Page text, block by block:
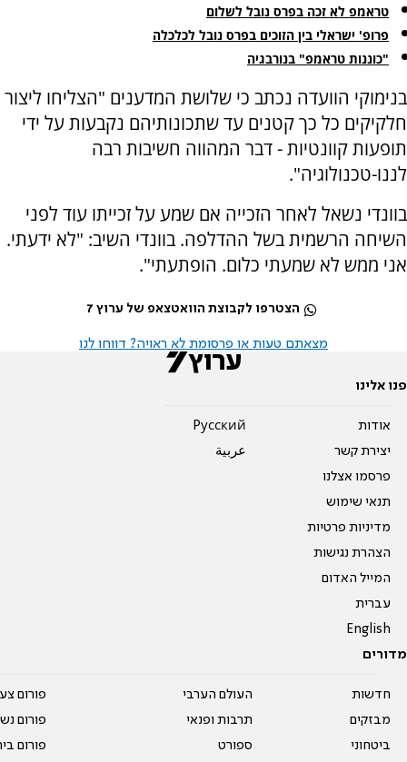
טראמפ לא זכה בפרס נובל לשלום
פרופ' ישראלי בין הזוכים בפרס נובל לכלכלה
"כוננות טראמפ" בנורבגיה
בנימוקי הוועדה נכתב כי שלושת המדענים "הצליחו ליצור
חלקיקים כל כך קטנים עד שתכונותיהם נקבעות על ידי
תופעות קוונטיות - דבר המהווה חשיבות רבה
לננו-טכנולוגיה".
בוונדי נשאל לאחר הזכייה אם שמע על זכייתו עוד לפני
השיחה הרשמית בשל ההדלפה. בוונדי השיב: "לא ידעתי.
אני ממש לא שמעתי כלום. הופתעתי".
הצטרפו לקבוצת הוואטצאפ של ערוץ 7
מצאתם טעות או פרסומת לא ראויה? דווחו לנו
פנו אלינו
אודות
יצירת קשר
פרסמו אצלנו
תנאי שימוש
מדיניות פרטיות
הצהרת נגישות
המייל האדום
עברית
English
Pусский
عربية
מדורים
חדשות
מבזקים
ביטחוני
העולם הערבי
תרבות ופנאי
ספורט
פורום
פורום
פורום